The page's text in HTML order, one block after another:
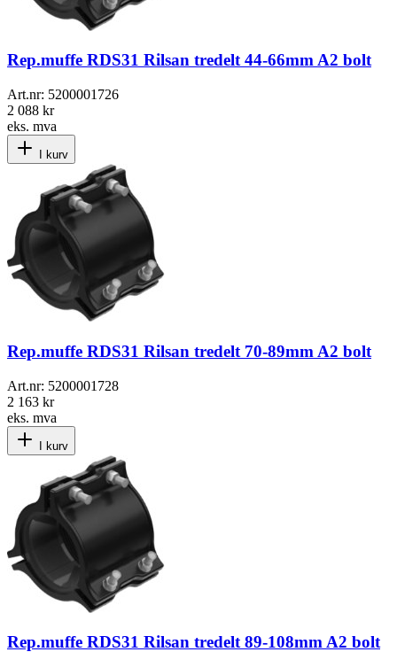
Rep.muffe RDS31 Rilsan tredelt 44-66mm A2 bolt
Art.nr: 5200001726
2 088 kr
eks. mva
I kurv
Rep.muffe RDS31 Rilsan tredelt 70-89mm A2 bolt
Art.nr: 5200001728
2 163 kr
eks. mva
I kurv
Rep.muffe RDS31 Rilsan tredelt 89-108mm A2 bolt